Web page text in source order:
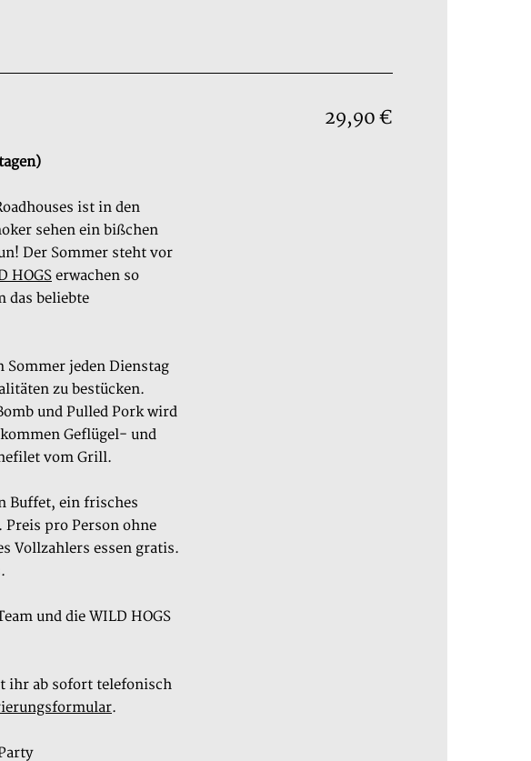
29,90 €
ist in den
sehen ein bißchen
Der Sommer steht vor
HOGS erwachen so
das beliebte
jeden Dienstag
zu bestücken.
und Pulled Pork wird
Geflügel- und
vom Grill.
Buffet, ein frisches
Preis pro Person ohne
Vollzahlers essen gratis.
und die WILD HOGS
ihr ab sofort telefonisch
.